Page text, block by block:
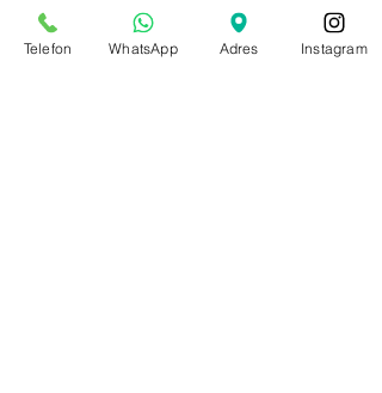
Derslerde sadece teknik mi
Telefon WhatsApp Adres Instagram